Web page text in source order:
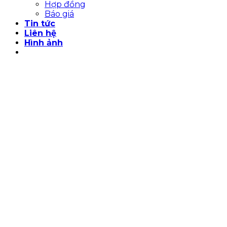
Hợp đồng
Báo giá
Tin tức
Liên hệ
Hình ảnh